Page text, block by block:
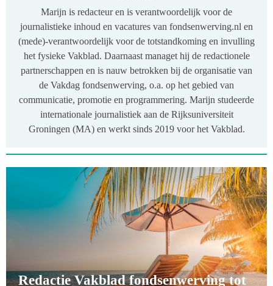
Marijn is redacteur en is verantwoordelijk voor de
journalistieke inhoud en vacatures van fondsenwerving.nl en
(mede)-verantwoordelijk voor de totstandkoming en invulling
het fysieke Vakblad. Daarnaast managet hij de redactionele
partnerschappen en is nauw betrokken bij de organisatie van
de Vakdag fondsenwerving, o.a. op het gebied van
communicatie, promotie en programmering. Marijn studeerde
internationale journalistiek aan de Rijksuniversiteit
Groningen (MA) en werkt sinds 2019 voor het Vakblad.
Redactie Vakblad fondsenwerving tot